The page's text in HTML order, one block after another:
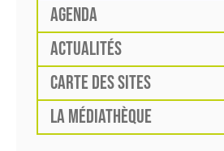
AGENDA
ACTUALITÉS
CARTE DES SITES
LA MÉDIATHÈQUE